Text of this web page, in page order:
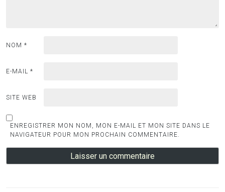
NOM *
E-MAIL *
SITE WEB
ENREGISTRER MON NOM, MON E-MAIL ET MON SITE DANS LE
NAVIGATEUR POUR MON PROCHAIN COMMENTAIRE.